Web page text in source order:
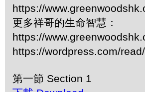
https://
更多祥哥的生命智慧：
https://
https://wordpress.com/
第一節 Section 1